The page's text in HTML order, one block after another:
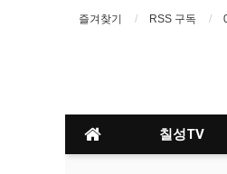
즐겨찾기 RSS 구독
칠성TV